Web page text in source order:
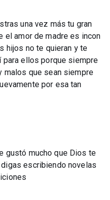
una vez más tu gran
el amor de madre es incon
hijos no te quieran y te
ellos porque siempre
malos que sean siempre
por esa tan
gustó mucho que Dios te
escribiendo novelas